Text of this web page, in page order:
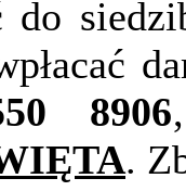
do
8906
.